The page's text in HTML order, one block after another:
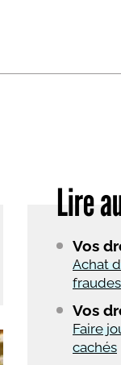
Lire
Vos
Achat
fraudes
Vos
Faire
cachés